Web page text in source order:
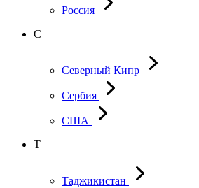
Россия
С
Северный Кипр
Сербия
США
Т
Таджикистан